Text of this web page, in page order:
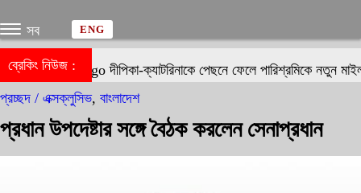
সব ENG
ব্রেকিং নিউজ :দীপিকা-ক্যাটরিনাকে পেছনে ফেলে পারিশ্রমিকে নতুন
প্রচ্ছদ / এক্সক্লুসিভ, বাংলাদেশ
প্রধান উপদেষ্টার সঙ্গে বৈঠক করলেন সেনাপ্রধান